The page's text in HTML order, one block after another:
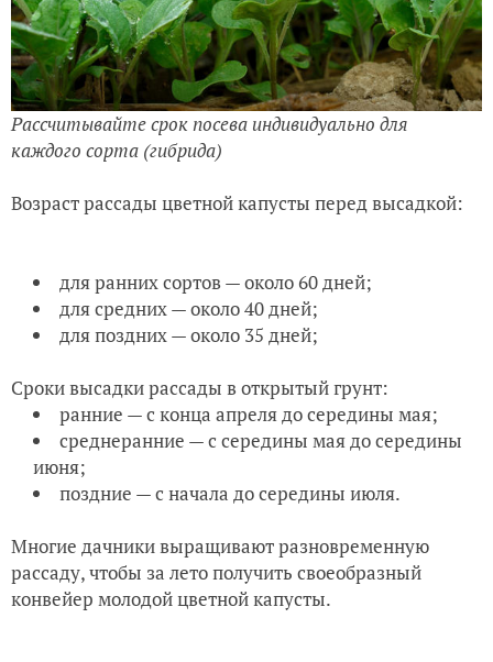
Рассчитывайте срок посева индивидуально для
каждого сорта (гибрида)
Возраст рассады цветной капусты перед высадкой:
для ранних сортов — около 60 дней;
для средних — около 40 дней;
для поздних — около 35 дней;
Сроки высадки рассады в открытый грунт:
ранние — с конца апреля до середины мая;
среднеранние — с середины мая до середины
июня;
поздние — с начала до середины июля.
Многие дачники выращивают разновременную
рассаду, чтобы за лето получить своеобразный
конвейер молодой цветной капусты.